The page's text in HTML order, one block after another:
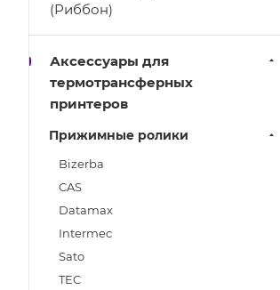
(Риббон)
Аксессуары для
термотрансферных
принтеров
Прижимные ролики
Bizerba
CAS
Datamax
Intermec
Sato
TEC